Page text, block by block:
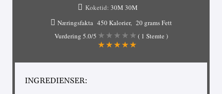
Koketid: 30M 30M
Næringsfakta 450 Kalorier
20 grams Fett
Vurdering 5.0/5 ( 1 Stemte )
INGREDIENSER: